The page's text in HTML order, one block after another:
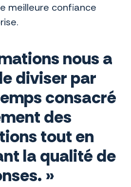
meilleure confiance
nous a
diviser par
consacré
des
tout en
la qualité de
»